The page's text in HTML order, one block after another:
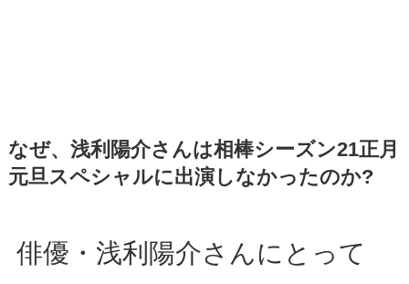
なぜ、浅利陽介さんは相棒シーズン21正月
元旦スペシャルに出演しなかったのか?
俳優・浅利陽介さんにとって